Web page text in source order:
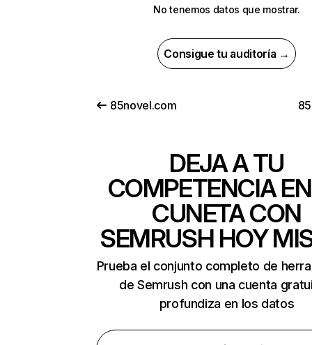
No tenemos datos que mostrar.
Consigue tu auditoría →
85novel.com
DEJA A TU
COMPETENCIA
CUNETA CON
SEMRUSH HOY
Prueba el conjunto completo de
de Semrush con una cuenta
profundiza en los datos